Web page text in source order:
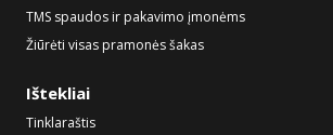
TMS spaudos ir pakavimo įmonėms
Žiūrėti visas pramonės šakas
Ištekliai
Tinklaraštis